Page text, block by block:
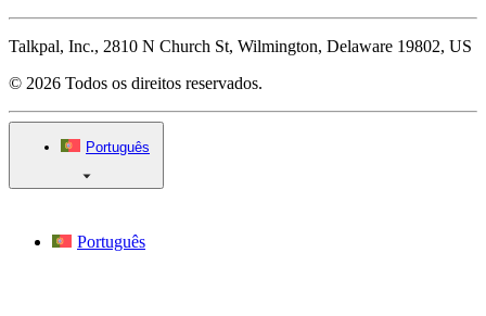
Talkpal, Inc., 2810 N Church St, Wilmington, Delaware 19802, US
© 2026 Todos os direitos reservados.
Português
Português